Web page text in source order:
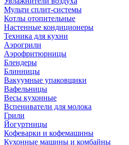
Мульти сплит-системы
Котлы отопительные
Настенные кондиционеры
Техника для кухни
Аэрогрили
Аэрофритюрницы
Блендеры
Блинницы
Вакуумные упаковщики
Вафельницы
Весы кухонные
Вспениватели для молока
Грили
Йогуртницы
Кофеварки и кофемашины
Кухонные машины и комбайны